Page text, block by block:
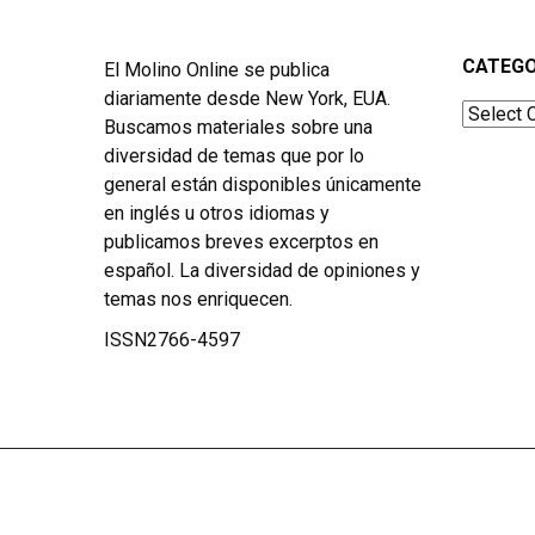
El Molino Online se publica
diariamente desde New York, EUA.
Buscamos materiales sobre una
diversidad de temas que por lo
general están disponibles únicamente
en inglés u otros idiomas y
publicamos breves excerptos en
español. La diversidad de opiniones y
temas nos enriquecen.
ISSN2766-4597